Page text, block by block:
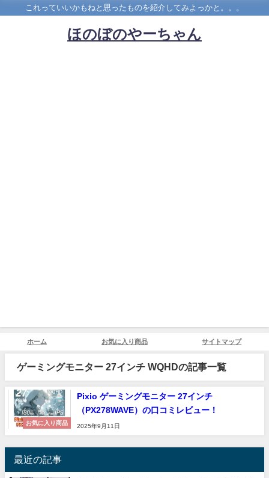
これっていいかもねと思ったものを紹介してみよっかと。。。
ほのぼのやーちゃん
ホーム お気に入り商品 サイトマップ
ゲーミングモニター 27インチ WQHDの記事一覧
お気に入り商品
Pixio ゲーミングモニター 27インチ
（PX278WAVE）の口コミレビュー！
2025年9月11日
最近の記事